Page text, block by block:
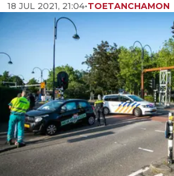
18 JUL 2021, 21:04•TOETANCHAMON